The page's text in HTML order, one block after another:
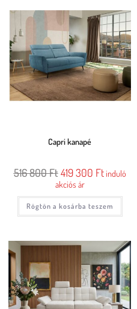
Capri kanapé
516 800Ft 419 300 Ftinduló
akciós ár
Rögtön a kosárba teszem